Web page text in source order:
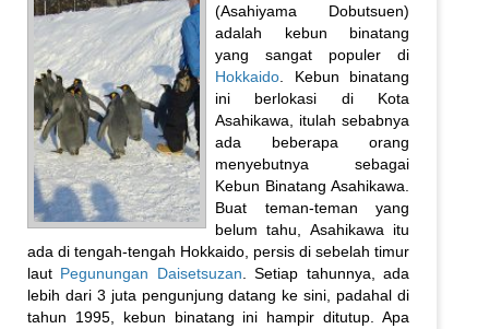
(Asahiyama Dobutsuen)
adalah kebun binatang
yang sangat populer di
Hokkaido . Kebun binatang
ini berlokasi di Kota
Asahikawa, itulah sebabnya
ada beberapa orang
menyebutnya sebagai
Kebun Binatang Asahikawa.
Buat teman-teman yang
belum tahu, Asahikawa itu
ada di tengah-tengah Hokkaido, persis di sebelah timur
laut Pegunungan Daisetsuzan . Setiap tahunnya, ada
lebih dari 3 juta pengunjung datang ke sini, padahal di
tahun 1995, kebun binatang ini hampir ditutup. Apa